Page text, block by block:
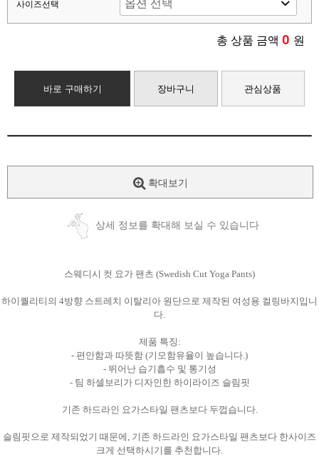
사이즈선택
총 상품 금액 0 원
바로 구매하기 장바구니 관심상품
확대보기
상세 정보를 확대해 보실 수 있습니다
스웨디시 컷 요가 팬츠 (Swedish Cut Yoga Pants)
하이퀄리티의 4방향 스트레치 이탈리아 원단으로 제작된 여성용 컬링바지입니
다.
제품 특징:
- 편안함과 따뜻함 (기모함유율이 높습니다.)
- 뛰어난 습기흡수 및 통기성
- 팀 하셀보리가 디자인한 하이라이즈 슬림핏
기존 하드라인 요가스타일 팬츠보다 두껍습니다.
슬림핏으로 제작되었기 때문에, 기존 하드라인 요가스타일 팬츠보다 한사이즈
크게 선택하시기를 추천합니다.